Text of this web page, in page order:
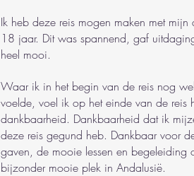
Ik heb deze reis mogen maken met mijn
18 jaar. Dit was spannend, gaf
heel mooi.
Waar ik in het begin van de reis nog
voelde, voel ik op het einde van de reis
dankbaarheid. Dankbaarheid dat ik
deze reis gegund heb. Dankbaar voor
gaven, de mooie lessen en begeleiding
bijzonder mooie plek in Andalusië.